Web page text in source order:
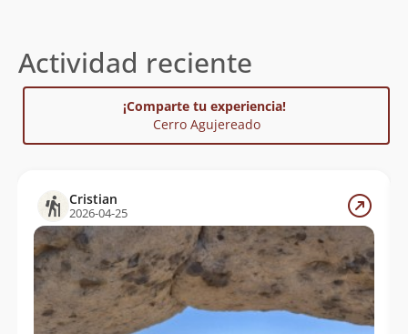
Actividad reciente
¡Comparte tu experiencia!
Cerro Agujereado
Cristian
2026-04-25